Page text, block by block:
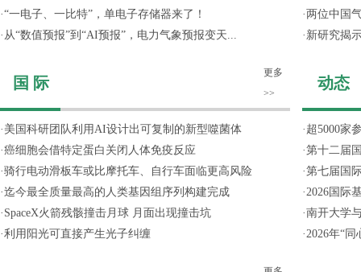
·“一电子、一比特”，单电子存储器来了！
· 从“数值预报”到“AI预报”，电力气象预报变天...
国 际
更多
>>
· 美国科研团队利用AI设计出可复制的新型噬菌体
·癌细胞会借特定蛋白关闭人体免疫反应
·骑行电动滑板车或比摩托车、自行车面临更高风险
·迄今最全质量最高的人类基因组序列构建完成
· SpaceX火箭残骸撞击月球 月面出现撞击坑
·利用阳光可直接产生光子纠缠
· 两位中国
· 新研究揭
动态
· 超5000家
·第十二届
·第七届国
·2026国际
·南开大学
·2026年“